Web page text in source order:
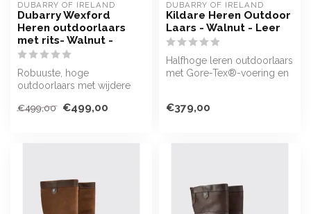
DUBARRY OF IRELAND
Dubarry Wexford
Heren outdoorlaars
met rits- Walnut -
Robuuste, hoge
outdoorlaars met wijdere
en stijlvol...
€499,00 €499,00
DUBARRY OF IRELAND
Kildare Heren Outdoor
Laars - Walnut - Leer
Halfhoge leren outdoorlaars
met Gore-Tex®-voering en
€379,00